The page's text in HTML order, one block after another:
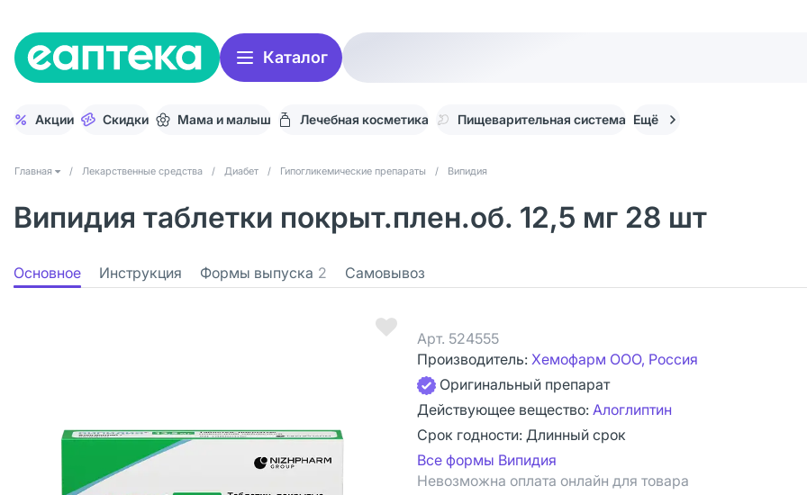
Каталог
Акции Скидки Мама и малыш Лечебная косметика Пищеварительная система Ещё
Главная / Лекарственные средства / Диабет / Гипогликемические препараты / Випидия
Випидия таблетки покрыт.плен.об. 12,5 мг 28 шт
Основное Инструкция Формы выпуска 2 Самовывоз
Арт. 524555
Производитель: Хемофарм ООО, Россия
Оригинальный препарат
Действующее вещество: Алоглиптин
Срок годности: Длинный срок
Все формы Випидия
Невозможна оплата онлайн для товара